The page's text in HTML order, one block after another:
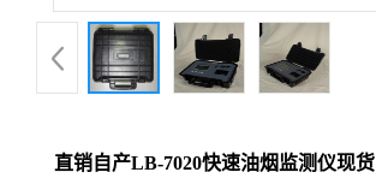
品
厅
直销自产LB-7020快速油烟监测仪现货